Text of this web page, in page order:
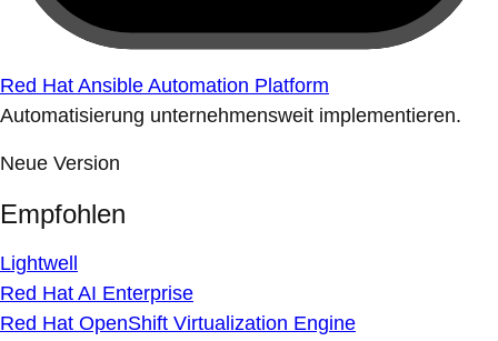
Red Hat Ansible Automation Platform
Automatisierung unternehmensweit implementieren.
Neue Version
Empfohlen
Lightwell
Red Hat AI Enterprise
Red Hat OpenShift Virtualization Engine